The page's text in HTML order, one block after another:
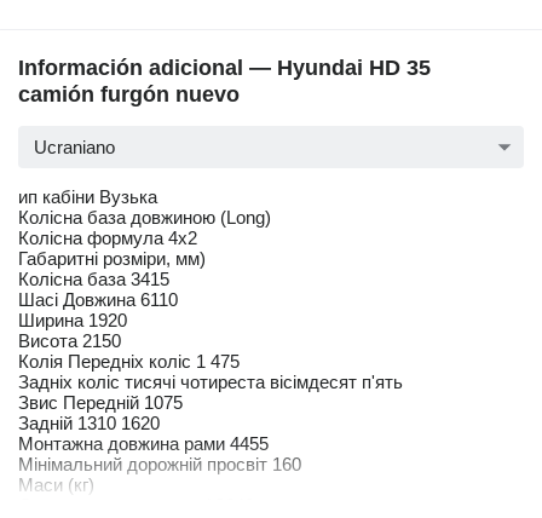
Información adicional — Hyundai HD 35
camión furgón nuevo
Ucraniano
ип кабіни Вузька
Колісна база довжиною (Long)
Колісна формула 4x2
Габаритні розміри, мм)
Колісна база 3415
Шасі Довжина 6110
Ширина 1920
Висота 2150
Колія Передніх коліс 1 475
Задніх коліс тисячі чотиреста вісімдесят п'ять
Звис Передній 1075
Задній 1310 1620
Монтажна довжина рами 4455
Мінімальний дорожній просвіт 160
Маси (кг)